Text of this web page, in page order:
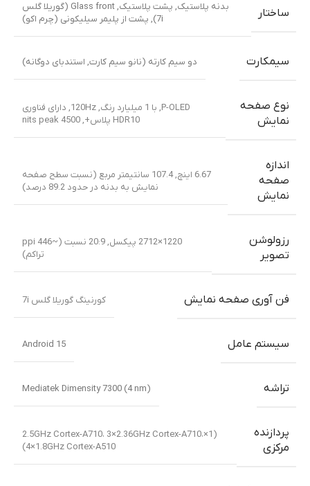
ساختار بدنه پلاستیک, پشت پلاستیک,
Glass front (گوریلا گلس
7i)
, پشت از پلیمر سیلیکونی (چرم اکو)
سیمکارت دو سیم کارته (نانو سیم کارت, استندبای دوگانه)
نوع صفحه
نمایش
P-OLED, با 1 میلیارد رنگ, 120Hz, دارای فناوری
HDR10 پلاس+, 4500 nits peak
اندازه
صفحه
نمایش
6.67 اینچ, 107.4 سانتیمتر مربع (نسبت سطح صفحه
نمایش به بدنه در حدود 89.2 درصد)
رزولوشن
تصویر
1220×2712 پیکسل, 20:9 نسبت (~446 ppi
تراکم)
فن آوری صفحه نمایش کورنینگ گوریلا گلس 7i
سیستم عامل Android 15
تراشه Mediatek Dimensity 7300 (4 nm)
پردازنده
مرکزی
(1×2.5GHz Cortex-A710، 3×2.36GHz Cortex-A710،
4×1.8GHz Cortex-A510)